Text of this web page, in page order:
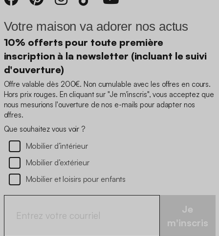
Votre maison va adorer nos actus
10% offerts pour toute première
inscription à la newsletter (incluant le suivi
d'ouverture)
Offre valable dès 200€. Non cumulable avec les offres en cours.
Hors prix rouges. En cliquant sur "Je m'inscris", vous acceptez que
nous mesurions l'ouverture de nos e-mails pour adapter nos
offres.
Que souhaitez vous voir ?
Mobilier d’intérieur
Mobilier d’extérieur
Mobilier et loisirs pour enfants
Je
m'inscris